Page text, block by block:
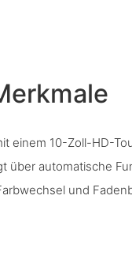
einem 10-Zoll-HD-
über automatische
und